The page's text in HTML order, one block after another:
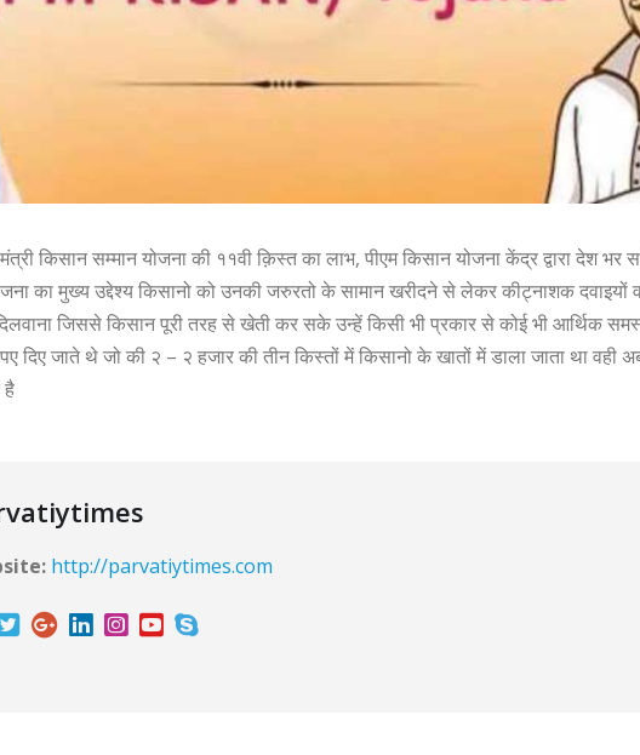
किसान सम्मान योजना की ११वी क़िस्त का लाभ, पीएम किसान योजना केंद्र द्वारा देश भर
का मुख्य उद्देश्य किसानो को उनकी जरुरतो के सामान खरीदने से लेकर कीट्नाशक दवाइयों
दिलवाना जिससे किसान पूरी तरह से खेती कर सके उन्हें किसी भी प्रकार से कोई भी आर्थिक
दिए जाते थे जो की २ – २ हजार की तीन किस्तों में किसानो के खातों में डाला जाता था वही
है
http://parvatiytimes.com